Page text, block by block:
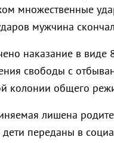
множественные
мужчина
наказание в виде
свободы с
колонии общего
лишена
переданы в